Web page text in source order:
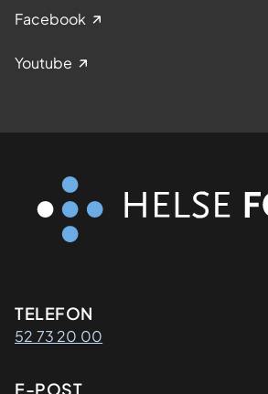
Facebook
Youtube
Kontaktinformasjon
TELEFON
52 73 20 00
E-POST